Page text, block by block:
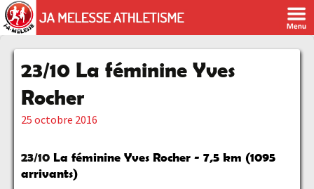
23/10 La féminine Yves
Rocher
25 octobre 2016
23/10 La féminine Yves Rocher - 7,5 km (1095
arrivants)